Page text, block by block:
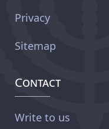
Privacy
Sitemap
Contact
Write to us